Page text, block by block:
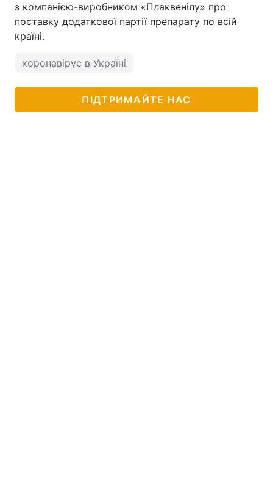
з компанією-виробником «Плаквенілу» про
поставку додаткової партії препарату по всій
країні.
коронавірус в Україні
ПІДТРИМАЙТЕ НАС